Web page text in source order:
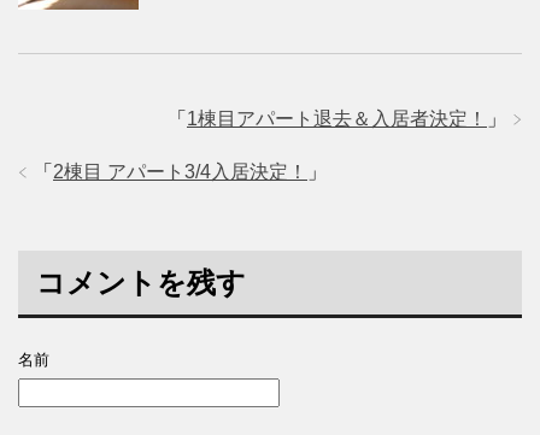
「 1棟目アパート退去＆入居者決定！ 」
「 2棟目 アパート3/4入居決定！ 」
コメントを残す
名前